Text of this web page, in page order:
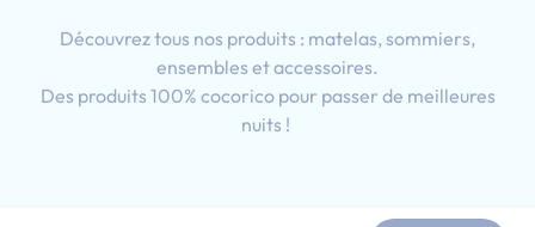
Découvrez tous nos produits : matelas, sommiers,
ensembles et accessoires.
Des produits 100% cocorico pour passer de meilleures
nuits !